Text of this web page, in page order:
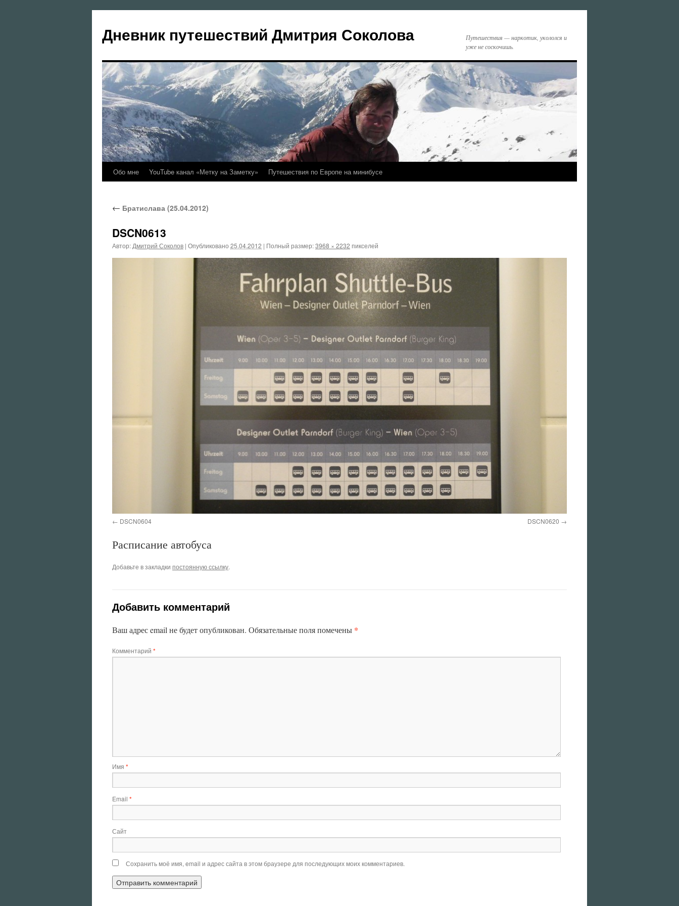
содержимому
Дневник путешествий Дмитрия Соколова
Путешествия — наркотик, укололся и
уже не соскочишь.
Обо мне YouTube канал «Метку на Заметку» Путешествия по Европе на минибусе
← Братислава (25.04.2012)
DSCN0613
Автор: Дмитрий Соколов | Опубликовано 25.04.2012 | Полный размер:3968 × 2232 пикселей
DSCN0604 DSCN0620
Расписание автобуса
Добавьте в закладки постоянную ссылку.
Добавить комментарий
Ваш адрес email не будет опубликован. Обязательные поля помечены *
Комментарий *
Имя *
Email *
Сайт
Сохранить моё имя, email и адрес сайта в этом браузере для последующих моих комментариев.